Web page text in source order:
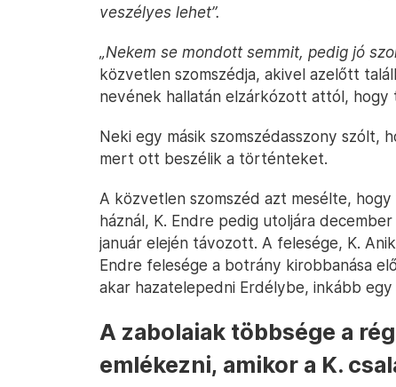
veszélyes lehet”.
„Nekem se mondott semmit, pedig jó
közvetlen szomszédja, akivel azelőtt
nevének hallatán elzárkózott attól,
Neki egy másik szomszédasszony szólt,
mert ott beszélik a történteket.
A közvetlen szomszéd azt mesélte,
háznál, K. Endre pedig utoljára
január elején távozott. A felesége, K.
Endre felesége a botrány kirobbanása
akar hazatelepedni Erdélybe, inkább
A zabolaiak többsége a
emlékezni, amikor a K.